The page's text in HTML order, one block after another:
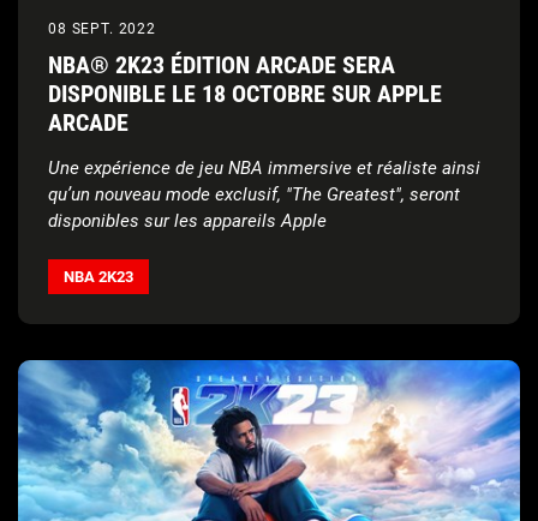
08 SEPT. 2022
NBA® 2K23 ÉDITION ARCADE SERA
DISPONIBLE LE 18 OCTOBRE SUR APPLE
ARCADE
Une expérience de jeu NBA immersive et réaliste ainsi
qu’un nouveau mode exclusif, "The Greatest", seront
disponibles sur les appareils Apple
NBA 2K23